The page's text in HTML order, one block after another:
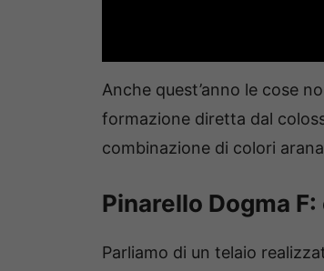
Anche quest’anno le cose
formazione diretta dal
combinazione di colori
Pinarello Dogma
Parliamo di un telaio